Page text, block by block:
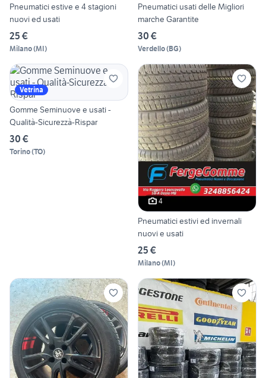
Pneumatici estive e 4 stagioni
nuovi ed usati
25 €
Milano(MI)
Pneumatici usati delle Migliori
marche Garantite
30 €
Verdello(BG)
Vetrina
Gomme Seminuove e usati -
Qualità-Sicurezzà-Rispar
30 €
Torino(TO)
4
Pneumatici estivi ed invernali
nuovi e usati
25 €
Milano(MI)